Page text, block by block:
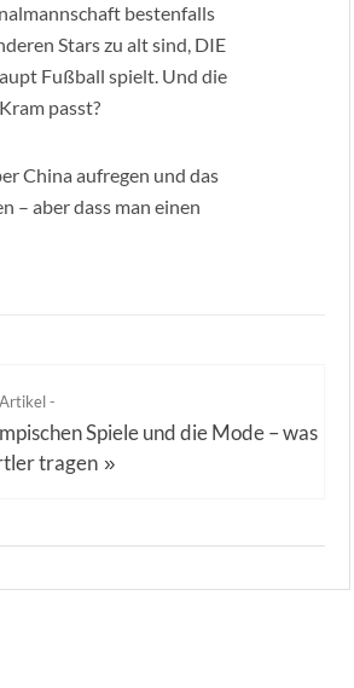
bestenfalls
Stars zu alt sind, DIE
Fußball spielt. Und die
passt?
China aufregen und das
– aber dass man einen
-
Spiele und die Mode – was
tragen »